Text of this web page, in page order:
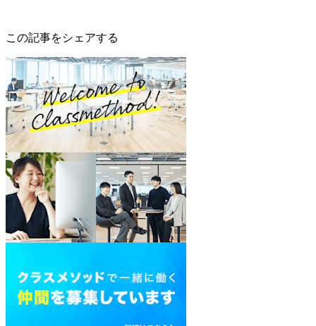
この記事をシェアする